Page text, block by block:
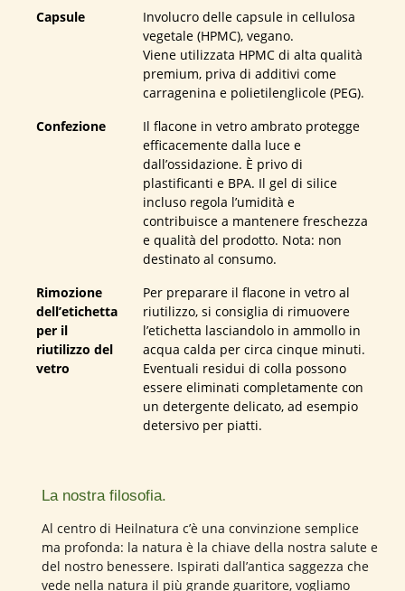
Capsule
Involucro delle capsule in cellulosa
vegetale (HPMC), vegano.
Viene utilizzata HPMC di alta qualità
premium, priva di additivi come
carragenina e polietilenglicole (PEG).
Confezione
Il flacone in vetro ambrato protegge
efficacemente dalla luce e
dall’ossidazione. È privo di
plastificanti e BPA. Il gel di silice
incluso regola l’umidità e
contribuisce a mantenere freschezza
e qualità del prodotto. Nota: non
destinato al consumo.
Rimozione
dell’etichetta
per il
riutilizzo del
vetro
Per preparare il flacone in vetro al
riutilizzo, si consiglia di rimuovere
l’etichetta lasciandolo in ammollo in
acqua calda per circa cinque minuti.
Eventuali residui di colla possono
essere eliminati completamente con
un detergente delicato, ad esempio
detersivo per piatti.
La nostra filosofia.
Al centro di Heilnatura c’è una convinzione semplice
ma profonda: la natura è la chiave della nostra salute e
del nostro benessere. Ispirati dall’antica saggezza che
vede nella natura il più grande guaritore, vogliamo